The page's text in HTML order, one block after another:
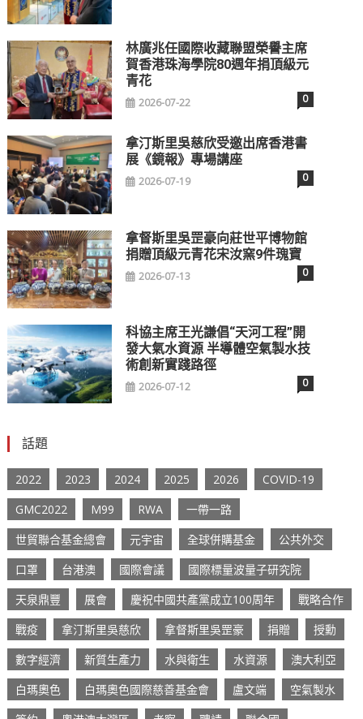
林廣兆任國際收藏聯盟榮譽主席
賀香港珠海學院80週年捐頂級元
青花
2026-07-22 0
拿汀斯里吳慈欣受邀出席香港書
展《鏡報》專場講座
2026-07-19 0
拿督斯里吳罡豪向莊世平博物館
捐贈頂級元青花宋汝窯9件瑰寶
2026-07-13 0
科協主席王光謙倡“天河工程”開
發大氣水資源 半導體空氣製水技
術創新實踐路徑
2026-07-12 0
話題
2022 2023 2024 2025 2026
COVID-19
GMC2022
M99 RWA
一帶一路
世貿聯合基金總會
元宇宙 全球併購基金
公共外交
口罩
台港澳 國際會議
國際標量波量子研究院
天泉鼎豐
展會 慶祝中國共產黨成立100周年
戰略合作
戰疫
拿汀斯里吳慈欣 拿督斯里吳罡豪 捐贈
授勳
數字經濟
新質生產力 水與衛生 水資源
澳大利亞
白瑪奧色
白瑪奧色國際慈善基金會 盧文端
空氣製水